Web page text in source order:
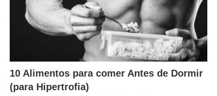
10 Alimentos para comer Antes de Dormir
(para Hipertrofia)